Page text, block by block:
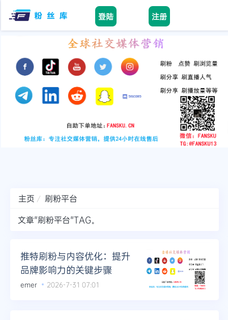
登陆 注册
Home
facebook
youtube
instagram
twitter
主页
刷粉平台
文章"刷粉平台"TAG。
推特刷粉与内容优化：提升
品牌影响力的关键步骤
emer 2026-7-31 07:01